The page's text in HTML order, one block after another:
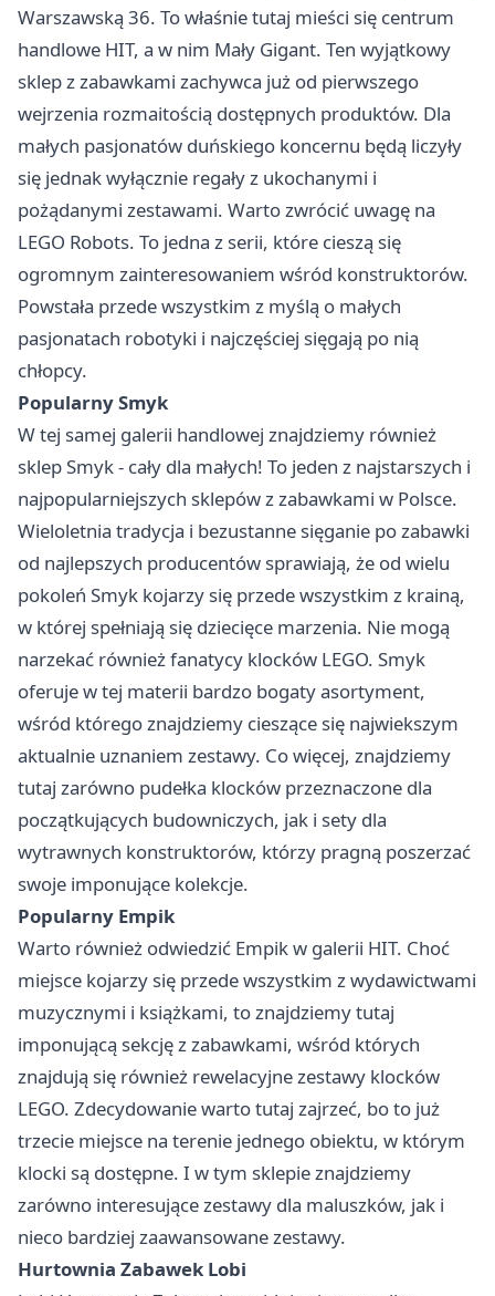
Warszawską 36. To właśnie tutaj mieści się centrum
handlowe HIT, a w nim Mały Gigant. Ten wyjątkowy
sklep z zabawkami zachywca już od pierwszego
wejrzenia rozmaitością dostępnych produktów. Dla
małych pasjonatów duńskiego koncernu będą liczyły
się jednak wyłącznie regały z ukochanymi i
pożądanymi zestawami. Warto zwrócić uwagę na
LEGO Robots. To jedna z serii, które cieszą się
ogromnym zainteresowaniem wśród konstruktorów.
Powstała przede wszystkim z myślą o małych
pasjonatach robotyki i najczęściej sięgają po nią
chłopcy.
Popularny Smyk
W tej samej galerii handlowej znajdziemy również
sklep Smyk - cały dla małych! To jeden z najstarszych i
najpopularniejszych sklepów z zabawkami w Polsce.
Wieloletnia tradycja i bezustanne sięganie po zabawki
od najlepszych producentów sprawiają, że od wielu
pokoleń Smyk kojarzy się przede wszystkim z krainą,
w której spełniają się dziecięce marzenia. Nie mogą
narzekać również fanatycy klocków LEGO. Smyk
oferuje w tej materii bardzo bogaty asortyment,
wśród którego znajdziemy cieszące się najwiekszym
aktualnie uznaniem zestawy. Co więcej, znajdziemy
tutaj zarówno pudełka klocków przeznaczone dla
początkujących budowniczych, jak i sety dla
wytrawnych konstruktorów, którzy pragną poszerzać
swoje imponujące kolekcje.
Popularny Empik
Warto również odwiedzić Empik w galerii HIT. Choć
miejsce kojarzy się przede wszystkim z wydawictwami
muzycznymi i książkami, to znajdziemy tutaj
imponującą sekcję z zabawkami, wśród których
znajdują się również rewelacyjne zestawy klocków
LEGO. Zdecydowanie warto tutaj zajrzeć, bo to już
trzecie miejsce na terenie jednego obiektu, w którym
klocki są dostępne. I w tym sklepie znajdziemy
zarówno interesujące zestawy dla maluszków, jak i
nieco bardziej zaawansowane zestawy.
Hurtownia Zabawek Lobi